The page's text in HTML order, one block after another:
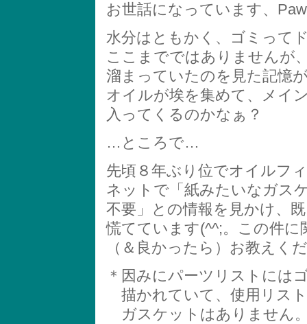
お世話になっています、
水分はともかく、ゴミって
ここまでではありませんが
溜まっていたのを見た記憶
オイルが埃を集めて、メイ
入ってくるのかなぁ？
…ところで…
先頃８年ぶり位でオイルフ
ネットで「紙みたいなガス
不要」との情報を見かけ、
慌てています(^^;。この件
（＆良かったら）お教えく
＊因みにパーツリストには
描かれていて、使用リス
ガスケットはありません